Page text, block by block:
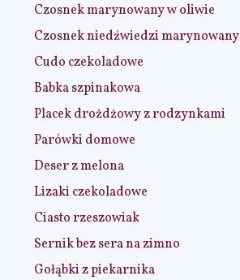
Czosnek marynowany w oliwie
Czosnek niedźwiedzi marynowany
Cudo czekoladowe
Babka szpinakowa
Placek drożdżowy z rodzynkami
Parówki domowe
Deser z melona
Lizaki czekoladowe
Ciasto rzeszowiak
Sernik bez sera na zimno
Gołąbki z piekarnika